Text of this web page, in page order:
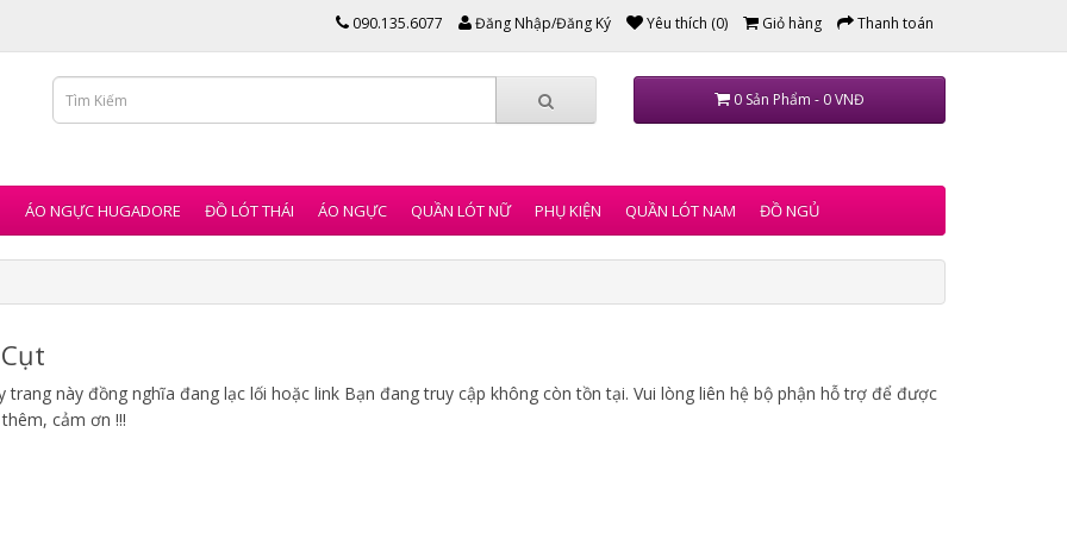
090.135.6077 Đăng Nhập/Đăng Ký Yêu thích (0) Giỏ hàng Thanh toán
0 Sản Phẩm - 0 VNĐ
ÁO NGỰC HUGADORE ĐỒ LÓT THÁI ÁO NGỰC QUẦN LÓT NỮ PHỤ KIỆN QUẦN LÓT NAM ĐỒ NGỦ
trang này đồng nghĩa đang lạc lối hoặc link Bạn đang truy cập không còn tồn tại. Vui lòng liên hệ bộ phận hỗ trợ để được
cảm ơn !!!